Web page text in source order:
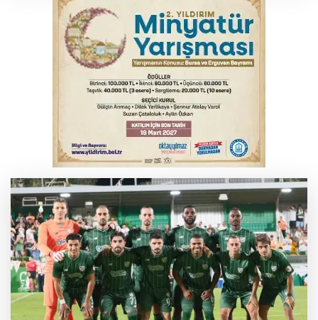
Bursa'da korkutan kazada 4 yaralı
Feci kaza yaşlı çifti hayattan kopardı
Yükseköğretim Kanununda değişiklik
Resmi Gazete'de